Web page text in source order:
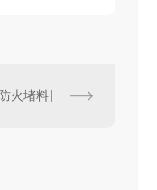
火堵料